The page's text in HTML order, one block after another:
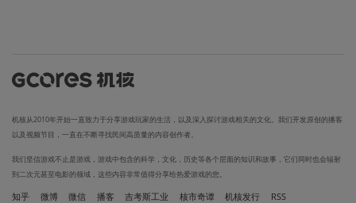
机核从2010年开始一直致力于分享游戏玩家的生活，以及深入探讨游戏相关的文化。我们开发原创的播客
以及视频节目，一直在不断寻找民间高质量的内容创作者。
我们坚信游戏不止是游戏，游戏中包含的科学，文化，历史等各个层面的知识和故事，它们同时也会辐射
到二次元甚至电影的领域，这些内容非常值得分享给热爱游戏的您。
知乎 微博 微信 播客 吉考斯工业 核市奇谭 机核发行 RSS